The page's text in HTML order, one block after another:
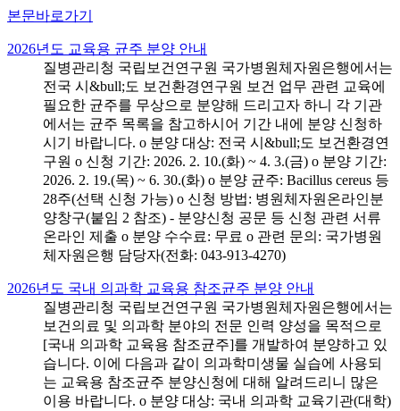
본문바로가기
2026년도 교육용 균주 분양 안내
질병관리청 국립보건연구원 국가병원체자원은행에서는
전국 시&bull;도 보건환경연구원 보건 업무 관련 교육에
필요한 균주를 무상으로 분양해 드리고자 하니 각 기관
에서는 균주 목록을 참고하시어 기간 내에 분양 신청하
시기 바랍니다. o 분양 대상: 전국 시&bull;도 보건환경연
구원 o 신청 기간: 2026. 2. 10.(화) ~ 4. 3.(금) o 분양 기간:
2026. 2. 19.(목) ~ 6. 30.(화) o 분양 균주: Bacillus cereus 등
28주(선택 신청 가능) o 신청 방법: 병원체자원온라인분
양창구(붙임 2 참조) - 분양신청 공문 등 신청 관련 서류
온라인 제출 o 분양 수수료: 무료 o 관련 문의: 국가병원
체자원은행 담당자(전화: 043-913-4270)
2026년도 국내 의과학 교육용 참조균주 분양 안내
질병관리청 국립보건연구원 국가병원체자원은행에서는
보건의료 및 의과학 분야의 전문 인력 양성을 목적으로
[국내 의과학 교육용 참조균주]를 개발하여 분양하고 있
습니다. 이에 다음과 같이 의과학미생물 실습에 사용되
는 교육용 참조균주 분양신청에 대해 알려드리니 많은
이용 바랍니다. o 분양 대상: 국내 의과학 교육기관(대학)